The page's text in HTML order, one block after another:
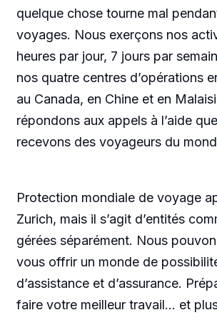
quelque chose tourne mal
voyages. Nous exerçons nos
heures par jour, 7 jours par
nos quatre centres d’opérations
au Canada, en Chine et en
répondons aux appels à l’aide
recevons des voyageurs du
Protection mondiale de voyage
Zurich, mais il s’agit d’entités
gérées séparément. Nous
vous offrir un monde de
d’assistance et d’assurance.
faire votre meilleur travail… et